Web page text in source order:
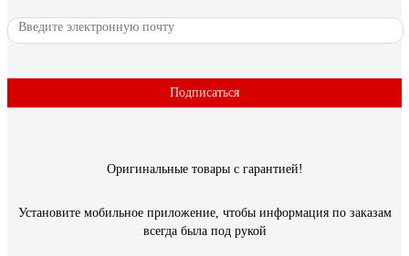
Андрей 15.10.2023
нержавейки с уплотнениями штока из FKM резины, которая
, в отличие от уплотнений NBR, со временем не каменеет и
Подписаться
Оригинальные товары с гарантией!
Установите мобильное приложение, чтобы информация по заказам
всегда была под рукой